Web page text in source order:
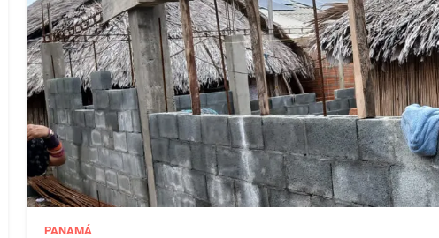
PANAMÁ